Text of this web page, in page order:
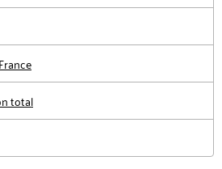
total